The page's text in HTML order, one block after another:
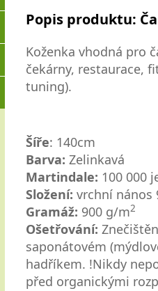
Popis produktu:
Koženka vhodná pro
čekárny, restaurace,
tuning).
Šíře: 140cm
Barva: Zelinkavá
Martindale: 100 000
Složení: vrchní nános
Gramáž: 900 g/m2
Ošetřování:
saponátovém
hadříkem. !Nikdy
před organickými